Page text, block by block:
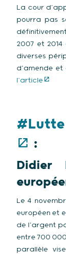
La cour
pourra pas
2007 et
diverses
d’amende
l’article
#Lutte
:
Didier
Le 4
européen et
de l’argent
entre 700
parallèle